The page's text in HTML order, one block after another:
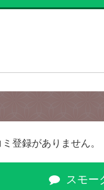
登録がありません。
スモー